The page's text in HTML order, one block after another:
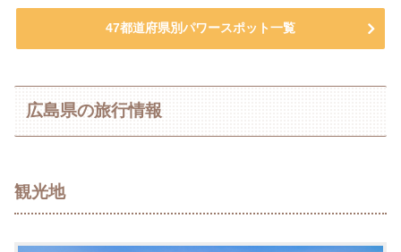
47都道府県別パワースポット一覧
広島県の旅行情報
観光地